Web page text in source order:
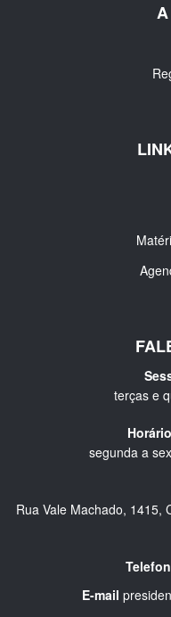
terças e
segunda a
Rua Vale Machado, 1415,
E-mail